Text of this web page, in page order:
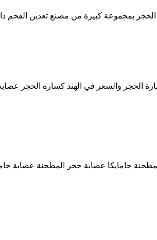
بمجموعة كبيرة من مصنع تعدين
جامايكا عصابة حجر المطحنة عصابة